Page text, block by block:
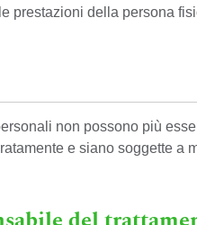
della persona
non possono più
e siano soggette a